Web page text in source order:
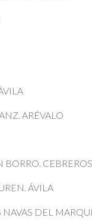
ARÉVALO
CEBREROS
ÁVILA
DEL